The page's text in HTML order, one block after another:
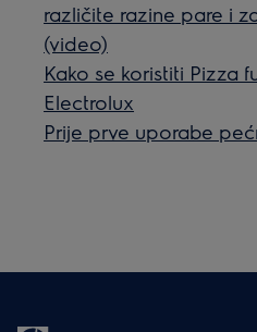
različite razine pare i
(video)
Kako se koristiti Pizza
Electrolux
Prije prve uporabe